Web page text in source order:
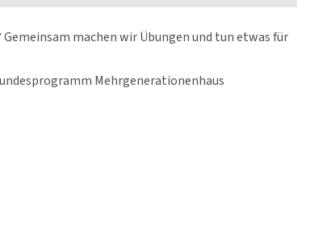
machen wir Übungen und tun etwas für
Mehrgenerationenhaus